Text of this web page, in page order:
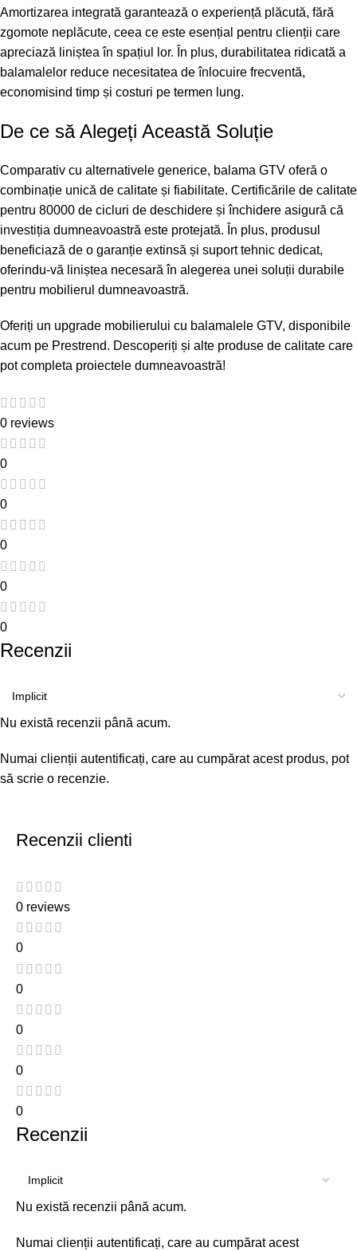
Amortizarea integrată garantează o experiență plăcută, fără
zgomote neplăcute, ceea ce este esențial pentru clienții care
apreciază liniștea în spațiul lor. În plus, durabilitatea ridicată a
balamalelor reduce necesitatea de înlocuire frecventă,
economisind timp și costuri pe termen lung.
De ce să Alegeți Această Soluție
Comparativ cu alternativele generice, balama GTV oferă o
combinație unică de calitate și fiabilitate. Certificările de calitate
pentru 80000 de cicluri de deschidere și închidere asigură că
investiția dumneavoastră este protejată. În plus, produsul
beneficiază de o garanție extinsă și suport tehnic dedicat,
oferindu-vă liniștea necesară în alegerea unei soluții durabile
pentru mobilierul dumneavoastră.
Oferiți un upgrade mobilierului cu balamalele GTV, disponibile
acum pe Prestrend. Descoperiți și alte produse de calitate care
pot completa proiectele dumneavoastră!
0 reviews
0
0
0
0
0
Recenzii
Nu există recenzii până acum.
Numai clienții autentificați, care au cumpărat acest produs, pot
să scrie o recenzie.
Recenzii clienti
0 reviews
0
0
0
0
0
Recenzii
Nu există recenzii până acum.
Numai clienții autentificați, care au cumpărat acest